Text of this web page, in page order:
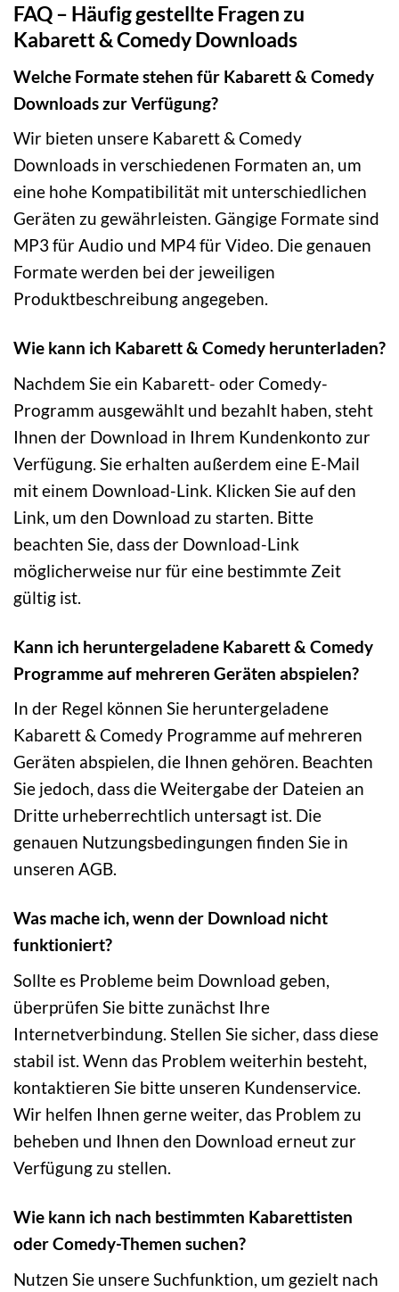
FAQ – Häufig gestellte Fragen zu
Kabarett & Comedy Downloads
Welche Formate stehen für Kabarett & Comedy
Downloads zur Verfügung?
Wir bieten unsere Kabarett & Comedy
Downloads in verschiedenen Formaten an, um
eine hohe Kompatibilität mit unterschiedlichen
Geräten zu gewährleisten. Gängige Formate sind
MP3 für Audio und MP4 für Video. Die genauen
Formate werden bei der jeweiligen
Produktbeschreibung angegeben.
Wie kann ich Kabarett & Comedy herunterladen?
Nachdem Sie ein Kabarett- oder Comedy-
Programm ausgewählt und bezahlt haben, steht
Ihnen der Download in Ihrem Kundenkonto zur
Verfügung. Sie erhalten außerdem eine E-Mail
mit einem Download-Link. Klicken Sie auf den
Link, um den Download zu starten. Bitte
beachten Sie, dass der Download-Link
möglicherweise nur für eine bestimmte Zeit
gültig ist.
Kann ich heruntergeladene Kabarett & Comedy
Programme auf mehreren Geräten abspielen?
In der Regel können Sie heruntergeladene
Kabarett & Comedy Programme auf mehreren
Geräten abspielen, die Ihnen gehören. Beachten
Sie jedoch, dass die Weitergabe der Dateien an
Dritte urheberrechtlich untersagt ist. Die
genauen Nutzungsbedingungen finden Sie in
unseren AGB.
Was mache ich, wenn der Download nicht
funktioniert?
Sollte es Probleme beim Download geben,
überprüfen Sie bitte zunächst Ihre
Internetverbindung. Stellen Sie sicher, dass diese
stabil ist. Wenn das Problem weiterhin besteht,
kontaktieren Sie bitte unseren Kundenservice.
Wir helfen Ihnen gerne weiter, das Problem zu
beheben und Ihnen den Download erneut zur
Verfügung zu stellen.
Wie kann ich nach bestimmten Kabarettisten
oder Comedy-Themen suchen?
Nutzen Sie unsere Suchfunktion, um gezielt nach